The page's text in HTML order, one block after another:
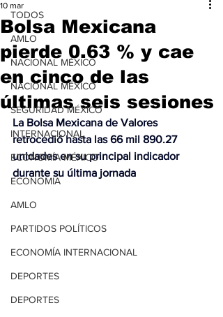
TODOS
AMLO
NACIONAL MÉXICO
NACIONAL MÉXICO
SEGURIDAD MÉXICO
INTERNACIONAL
ECONOMÍA MÉXICO
ECONOMÍA
AMLO
PARTIDOS POLÍTICOS
ECONOMÍA INTERNACIONAL
DEPORTES
DEPORTES
Bolsa Mexicana
pierde 0.63 % y cae
en cinco de las
últimas seis sesiones
10 mar
La Bolsa Mexicana de Valores
retrocedió hasta las 66 mil 890.27
unidades en su principal indicador
durante su última jornada